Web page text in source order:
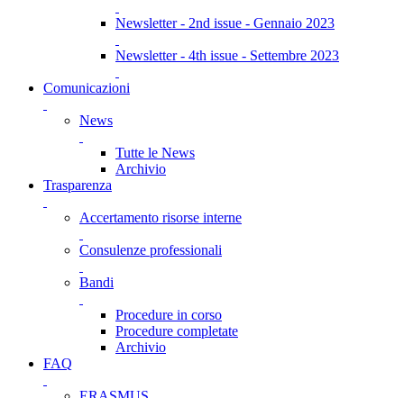
Newsletter - 2nd issue - Gennaio 2023
Newsletter - 4th issue - Settembre 2023
Comunicazioni
News
Tutte le News
Archivio
Trasparenza
Accertamento risorse interne
Consulenze professionali
Bandi
Procedure in corso
Procedure completate
Archivio
FAQ